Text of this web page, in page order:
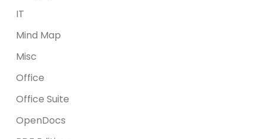
IT
Mind Map
Misc
Office
Office Suite
OpenDocs